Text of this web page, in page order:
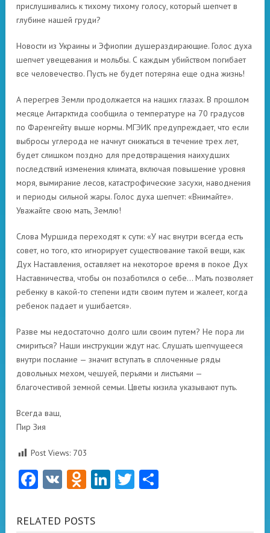
прислушивались к тихому тихому голосу, который шепчет в
глубине нашей груди?
Новости из Украины и Эфиопии душераздирающие. Голос духа
шепчет увещевания и мольбы. С каждым убийством погибает
все человечество. Пусть не будет потеряна еще одна жизнь!
А перегрев Земли продолжается на наших глазах. В прошлом
месяце Антарктида сообщила о температуре на 70 градусов
по Фаренгейту выше нормы. МГЭИК предупреждает, что если
выбросы углерода не начнут снижаться в течение трех лет,
будет слишком поздно для предотвращения наихудших
последствий изменения климата, включая повышение уровня
моря, вымирание лесов, катастрофические засухи, наводнения
и периоды сильной жары. Голос духа шепчет: «Внимайте».
Уважайте свою мать, Землю!
Слова Муршида переходят к сути: «У нас внутри всегда есть
совет, но того, кто игнорирует существование такой вещи, как
Дух Наставления, оставляет на некоторое время в покое Дух
Наставничества, чтобы он позаботился о себе… Мать позволяет
ребенку в какой-то степени идти своим путем и жалеет, когда
ребенок падает и ушибается».
Разве мы недостаточно долго шли своим путем? Не пора ли
смириться? Наши инструкции ждут нас. Слушать шепчущееся
внутри послание — значит вступать в сплоченные ряды
довольных мехом, чешуей, перьями и листьями —
благочестивой земной семьи. Цветы кизила указывают путь.
Всегда ваш,
Пир Зия
Post Views: 703
Facebook
VK Odnoklassniki
LinkedIn
Twitter
RELATED POSTS